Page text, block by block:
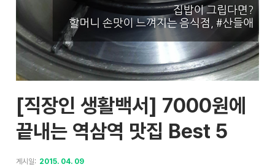
[직장인 생활백서] 7000원에
끝내는 역삼역 맛집 Best 5
게시일: 2015. 04. 09